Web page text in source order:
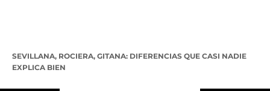
SEVILLANA, ROCIERA, GITANA: DIFERENCIAS QUE CASI NADIE
EXPLICA BIEN